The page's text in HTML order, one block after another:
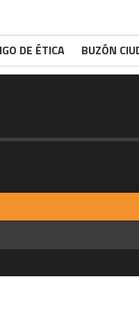
DE ÉTICA BUZÓN